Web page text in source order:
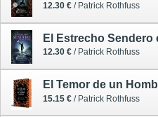
12.30 € / Patrick Rothfuss
12.30 € / Patrick Rothfuss
15.15 € / Patrick Rothfuss